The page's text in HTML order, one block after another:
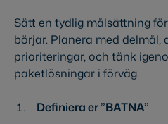
Sätt en tydlig målsättning
börjar. Planera med delmål,
prioriteringar, och tänk
paketlösningar i förväg.
Definiera er ”BATNA”